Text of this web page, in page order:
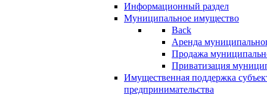
Информационный раздел
Муниципальное имущество
Back
Аренда
Продажа
Приватизация
Имущественная поддержка
предпринимательства